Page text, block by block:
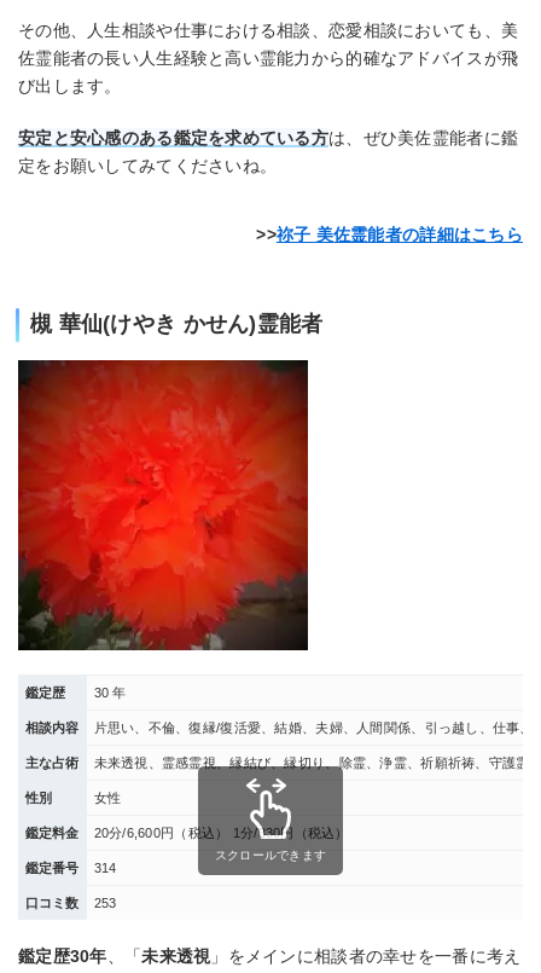
その他、人生相談や仕事における相談、恋愛相談においても、美
佐霊能者の長い人生経験と高い霊能力から的確なアドバイスが飛
び出します。
安定と安心感のある鑑定を求めている方は、ぜひ美佐霊能者に鑑
定をお願いしてみてくださいね。
祢子 美佐霊能者の詳細はこちら
槻 華仙(けやき かせん)霊能者
鑑定歴 30 年
相談内容 片思い、不倫、復縁/復活愛、結婚、夫婦、人間関係、引っ越し、仕事
主な占術 未来透視、霊感霊視、縁結び、縁切り、除霊、浄霊、祈願祈祷、守護
性別 女性
鑑定料金 20分/6,600円（税込） 1分/330円（税込）
鑑定番号 314
口コミ数 253
スクロールできます
鑑定歴30年、「未来透視 」をメインに相談者の幸せを一番に考え